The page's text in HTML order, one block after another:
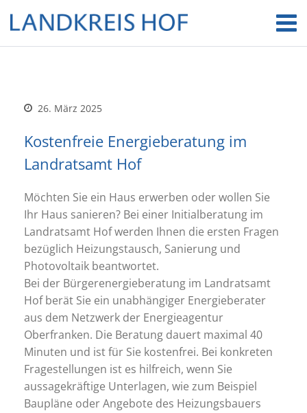
26. März 2025
Kostenfreie Energieberatung im
Landratsamt Hof
Möchten Sie ein Haus erwerben oder wollen Sie
Ihr Haus sanieren? Bei einer Initialberatung im
Landratsamt Hof werden Ihnen die ersten Fragen
bezüglich Heizungstausch, Sanierung und
Photovoltaik beantwortet.
Bei der Bürgerenergieberatung im Landratsamt
Hof berät Sie ein unabhängiger Energieberater
aus dem Netzwerk der Energieagentur
Oberfranken. Die Beratung dauert maximal 40
Minuten und ist für Sie kostenfrei. Bei konkreten
Fragestellungen ist es hilfreich, wenn Sie
aussagekräftige Unterlagen, wie zum Beispiel
Baupläne oder Angebote des Heizungsbauers